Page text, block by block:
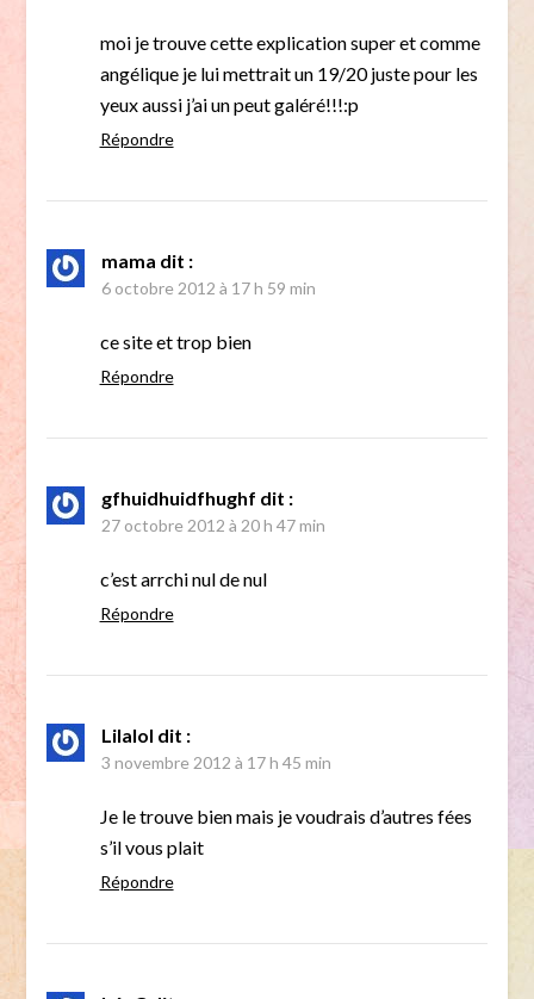
moi je trouve cette explication super et comme
angélique je lui mettrait un 19/20 juste pour les
yeux aussi j’ai un peut galéré!!!:p
Répondre
mama dit :
6 octobre 2012 à 17 h 59 min
ce site et trop bien
Répondre
gfhuidhuidfhughf dit :
27 octobre 2012 à 20 h 47 min
c’est arrchi nul de nul
Répondre
Lilalol dit :
3 novembre 2012 à 17 h 45 min
Je le trouve bien mais je voudrais d’autres fées
s’il vous plait
Répondre